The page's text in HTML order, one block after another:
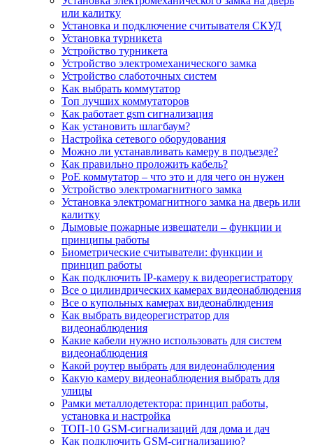
или калитку
Установка и подключение считывателя СКУД
Установка турникета
Устройство турникета
Устройство электромеханического замка
Устройство слаботочных систем
Как выбрать коммутатор
Топ лучших коммутаторов
Как работает gsm сигнализация
Как установить шлагбаум?
Настройка сетевого оборудования
Можно ли устанавливать камеру в подъезде?
Как правильно проложить кабель?
PoE коммутатор – что это и для чего он нужен
Устройство электромагнитного замка
Установка электромагнитного замка на дверь или
калитку
Дымовые пожарные извещатели – функции и
принципы работы
Биометрические считыватели: функции и
принцип работы
Как подключить IP-камеру к видеорегистратору
Все о цилиндрических камерах видеонаблюдения
Все о купольных камерах видеонаблюдения
Как выбрать видеорегистратор для
видеонаблюдения
Какие кабели нужно использовать для систем
видеонаблюдения
Какой роутер выбрать для видеонаблюдения
Какую камеру видеонаблюдения выбрать для
улицы
Рамки металлодетектора: принцип работы,
установка и настройка
ТОП-10 GSM-сигнализаций для дома и дач
Как подключить GSM-сигнализацию?